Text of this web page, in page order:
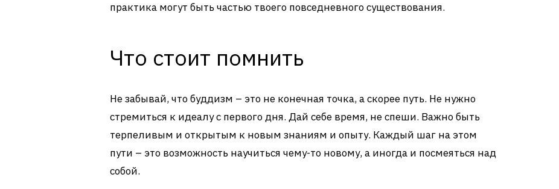
практика могут быть частью твоего повседневного существования.
Что стоит помнить
Не забывай, что буддизм – это не конечная точка, а скорее путь. Не нужно
стремиться к идеалу с первого дня. Дай себе время, не спеши. Важно быть
терпеливым и открытым к новым знаниям и опыту. Каждый шаг на этом
пути – это возможность научиться чему-то новому, а иногда и посмеяться над
собой.